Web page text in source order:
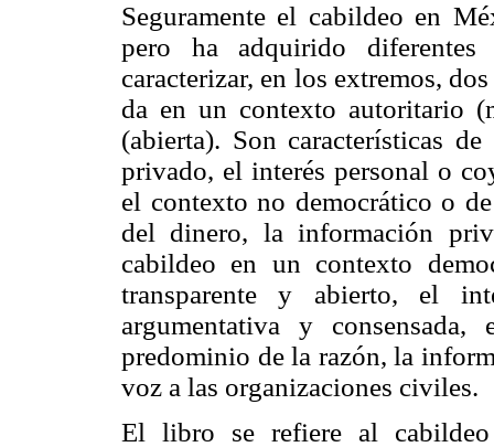
Seguramente el cabildeo en
pero ha adquirido
caracterizar, en los extremos,
da en un contexto autoritario
(abierta). Son características
privado, el interés personal o
el contexto no democrático o
del dinero, la información
cabildeo en un contexto
transparente y abierto, el
argumentativa y
predominio de la razón, la
voz a las organizaciones civiles.
El libro se refiere al